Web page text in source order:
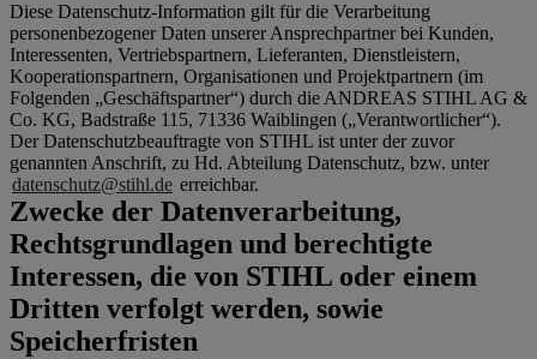
Diese Datenschutz-Information gilt für die Verarbeitung
personenbezogener Daten unserer Ansprechpartner bei Kunden,
Interessenten, Vertriebspartnern, Lieferanten, Dienstleistern,
Kooperationspartnern, Organisationen und Projektpartnern (im
Folgenden „Geschäftspartner“) durch die ANDREAS STIHL AG &
Co. KG, Badstraße 115, 71336 Waiblingen („Verantwortlicher“).
Der Datenschutzbeauftragte von STIHL ist unter der zuvor
genannten Anschrift, zu Hd. Abteilung Datenschutz, bzw. unter
datenschutz@stihl.de erreichbar.
Zwecke der Datenverarbeitung,
Rechtsgrundlagen und berechtigte
Interessen, die von STIHL oder einem
Dritten verfolgt werden, sowie
Speicherfristen